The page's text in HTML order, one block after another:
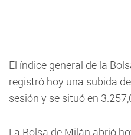
El índice general de la
registró hoy una subida
sesión y se situó en
La Bolsa de Milán abrió